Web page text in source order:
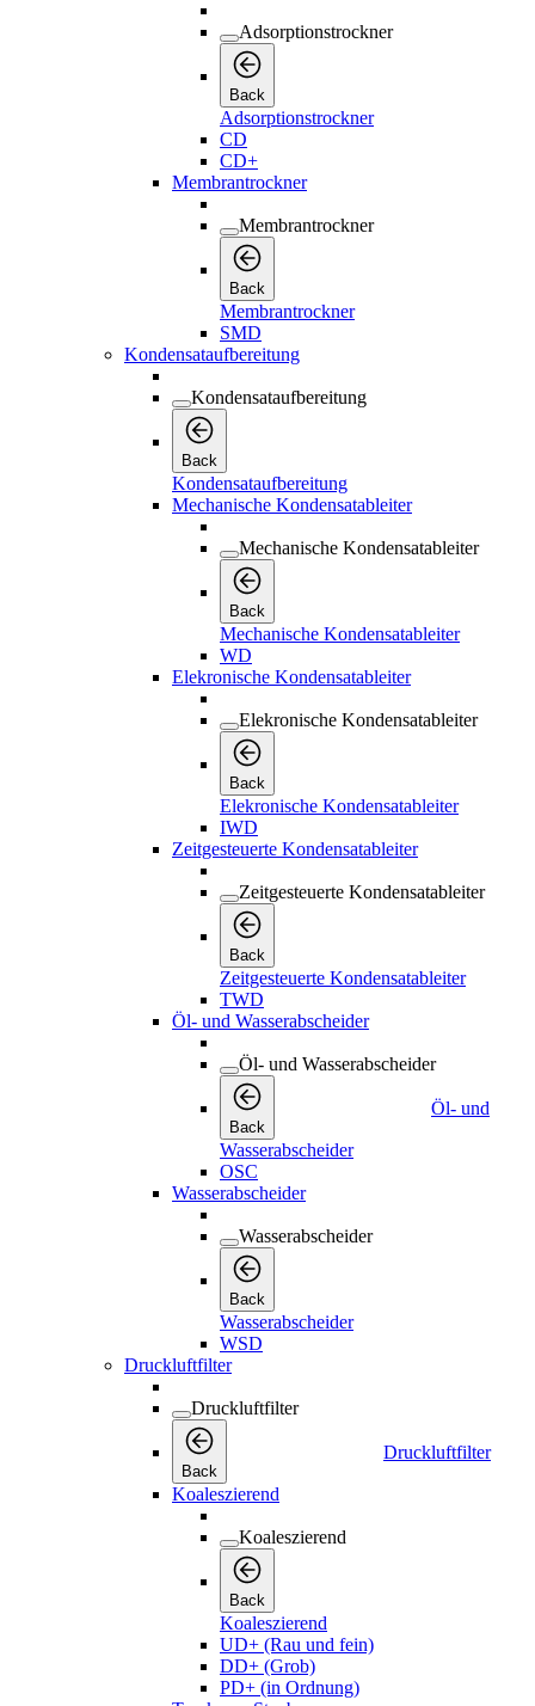
Adsorptionstrockner
Back
Adsorptionstrockner
CD
CD+
Membrantrockner
Membrantrockner
Back
Membrantrockner
SMD
Kondensataufbereitung
Kondensataufbereitung
Back
Kondensataufbereitung
Mechanische Kondensatableiter
Mechanische Kondensatableiter
Back
Mechanische Kondensatableiter
WD
Elekronische Kondensatableiter
Elekronische Kondensatableiter
Back
Elekronische Kondensatableiter
IWD
Zeitgesteuerte Kondensatableiter
Zeitgesteuerte Kondensatableiter
Back
Zeitgesteuerte Kondensatableiter
TWD
Öl- und Wasserabscheider
Öl- und Wasserabscheider
Back
Öl- und
Wasserabscheider
OSC
Wasserabscheider
Wasserabscheider
Back
Wasserabscheider
WSD
Druckluftfilter
Druckluftfilter
Back
Druckluftfilter
Koaleszierend
Koaleszierend
Back
Koaleszierend
UD+ (Rau und fein)
DD+ (Grob)
PD+ (in Ordnung)